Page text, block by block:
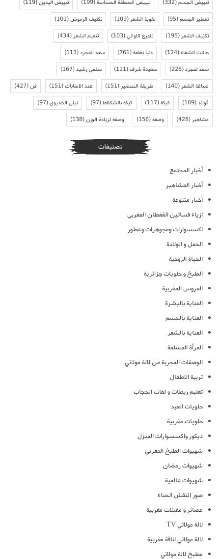
تبييض الجسم(332) تبييض المنطقة الحساسة(199) تبييض اليدين(119)
تعطير الجسم(95) تقوية الشعر(109) تكثيف الرموش(101)
تكثيف الشعر(195) تلميع الاواني(103) تنعيم الشعر(434)
حالات الشفاء(124) دنيا بطمة(761) سعد المجرد(113)
سعد لمجرد(226) سعيدة شرف(111) سلمى رشيد(167)
صباغة الشعر(140) طريقة التحضير(151) عدد الاصابات(151) فن(427)
فوائد(109) كيكة(117) كيكة بالشكلاط(97) ليلى الحديوي(97)
مشاهير(428) وصفة(156) وصفة لزيادة الوزن(138)
تصنيفات
أخبار المجتمع
أخبار المشاهير
أخبار متنوعة
ازياء فساتين القفطان المغربي
اكسسوارات ومجوهرات وعطور
الحمل و الولادة
الحياة الزوجية
الطبخ و حلويات جزائرية
العروس المغربية
العناية بالبشرة
العناية بالجسم
العناية بالشعر
المرأة المسلمة
الوصفات المجربة من لالة مولاتي
تربية الاطفال
تعليم ربطات و لفات الحجاب
حلويات العيد
حلويات مغربية
ديكور واكسسوارات المنزل
شهيوات الطبخ المغربي
شهيوات رمضان
شهيوات عالمية
صور النقش الحناء
عصائر و مقبلات مغربية
لالة مولاتي TV
لالة مولاتي اناقة مغربية
مطبخ لالة مولاتي